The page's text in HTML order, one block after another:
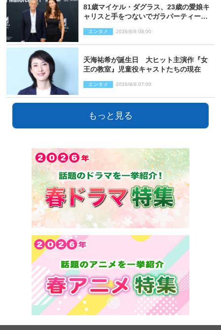
81歳マイケル・ダグラス、23歳の愛娘キ
ャリスと手をつないでガラパーティーに
エンタメ 2026/8/8 08:00
天海祐希が誕生日 大ヒット主演作『女
王の教室』児童役キャストたちの現在
エンタメ 2026/8/8 07:00
もっと見る